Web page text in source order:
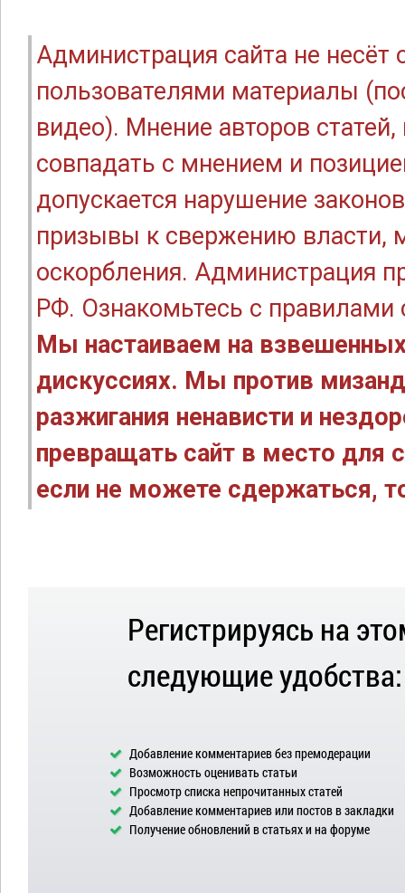
Администрация сайта не
пользователями материалы
видео). Мнение авторов
совпадать с мнением и
допускается нарушение
призывы к свержению власти,
оскорбления. Администрация
РФ. Ознакомьтесь с правилами
Мы настаиваем на
дискуссиях. Мы против
разжигания ненависти и
превращать сайт в место для
если не можете сдержаться,
Регистрируясь на
следующие удобства:
Добавление комментариев без премодерации
Возможность оценивать статьи
Просмотр списка непрочитанных статей
Добавление комментариев или постов в закладки
Получение обновлений в статьях и на форуме